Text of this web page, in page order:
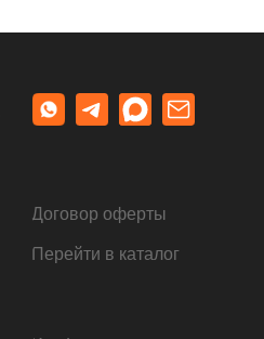
Перейти в каталог
Договор оферты